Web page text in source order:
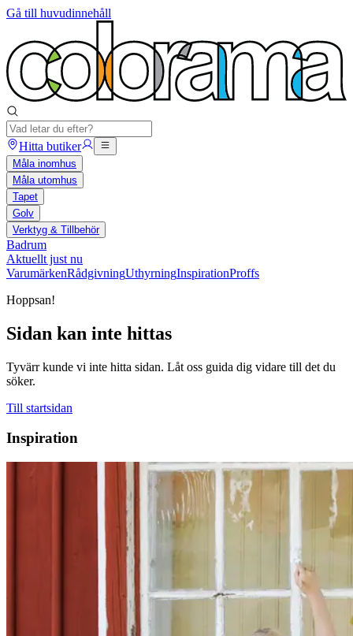
Gå till huvudinnehåll
Hitta butiker
Måla inomhus
Måla utomhus
Tapet
Golv
Verktyg & Tillbehör
Badrum
Aktuellt just nu
VarumärkenRådgivningUthyrningInspirationProffs
Hoppsan!
Sidan kan inte hittas
Tyvärr kunde vi inte hitta sidan. Låt oss guida dig vidare till det du
söker.
Till startsidan
Inspiration